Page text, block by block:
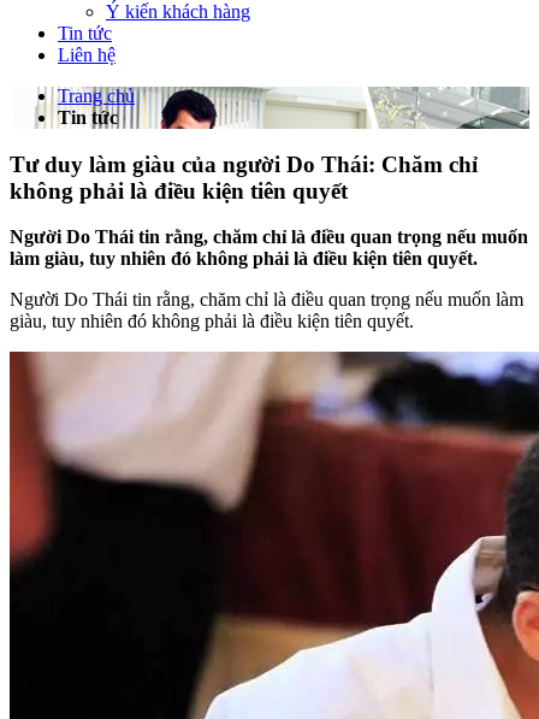
Ý kiến khách hàng
Tin tức
Liên hệ
Trang chủ
Tin tức
Tư duy làm giàu của người Do Thái: Chăm chỉ
không phải là điều kiện tiên quyết
Người Do Thái tin rằng, chăm chỉ là điều quan trọng nếu muốn
làm giàu, tuy nhiên đó không phải là điều kiện tiên quyết.
Người Do Thái tin rằng, chăm chỉ là điều quan trọng nếu muốn làm
giàu, tuy nhiên đó không phải là điều kiện tiên quyết.